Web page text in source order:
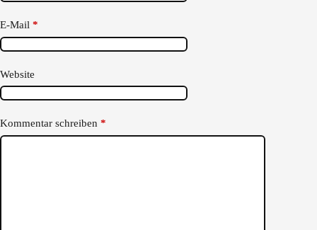
E-Mail *
Website
Kommentar schreiben *